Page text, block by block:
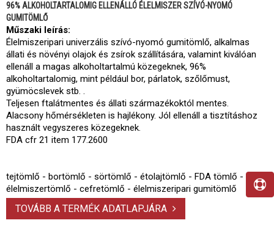
96% ALKOHOLTARTALOMIG ELLENÁLLÓ ÉLELMISZER SZÍVÓ-NYOMÓ
GUMITÖMLŐ
Műszaki leírás:
Élelmiszeripari univerzális szívó-nyomó gumitömlő, alkalmas
állati és növényi olajok és zsírok szállítására, valamint kiválóan
ellenáll a magas alkoholtartalmú közegeknek, 96%
alkoholtartalomig, mint például bor, párlatok, szőlőmust,
gyümöcslevek stb. .
Teljesen ftalátmentes és állati származékoktól mentes.
Alacsony hőmérsékleten is hajlékony. Jól ellenáll a tisztításhoz
használt vegyszeres közegeknek.
FDA cfr 21 item 177.2600
tejtömlő - bortömlő - sörtömlő - étolajtömlő - FDA tömlő -
élelmiszertömlő - cefretömlő - élelmiszeripari gumitömlő
TOVÁBB A TERMÉK ADATLAPJÁRA